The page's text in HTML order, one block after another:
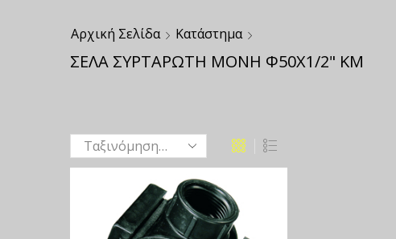
Αρχική Σελίδα Κατάστημα
ΣΕΛΑ ΣΥΡΤΑΡΩΤΗ ΜΟΝΗ Φ50Χ1/2" ΚΜ